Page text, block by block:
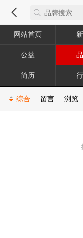
网站首页
公益
简历
综合 留言 浏览